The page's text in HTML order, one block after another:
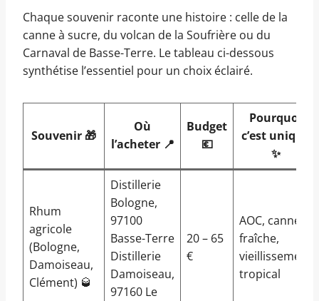
Chaque souvenir raconte une histoire : celle de la
canne à sucre, du volcan de la Soufrière ou du
Carnaval de Basse-Terre. Le tableau ci-dessous
synthétise l’essentiel pour un choix éclairé.
Souvenir 🎁
Où
l’acheter 📍
Budget
💶
Pourquoi
c’est unique
✨
Rhum
agricole
(Bologne,
Damoiseau,
Clément) 🥃
Distillerie
Bologne,
97100
Basse-Terre
Distillerie
Damoiseau,
97160 Le
20 – 65
€
AOC, canne
fraîche,
vieillissement
tropical